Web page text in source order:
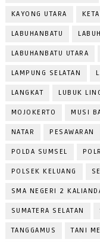
KAYONG UTARA
LABUHANBATU
LABUHANBATU UTARA
LAMPUNG SELATAN
LANGKAT LUBUK
MOJOKERTO MUSI
NATAR PESAWARAN
POLDA SUMSEL
POLSEK KELUANG
SMA NEGERI 2
SUMATERA SELATAN
TANGGAMUS TANI